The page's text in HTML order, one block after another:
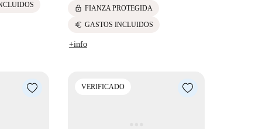
lock FIANZA PROTEGIDA
euro GASTOS INCLUIDOS
+info
VERIFICADO